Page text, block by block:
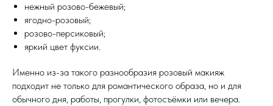
нежный розово-бежевый;
ягодно-розовый;
розово-персиковый;
яркий цвет фуксии.
Именно из-за такого разнообразия розовый макияж
подходит не только для романтического образа, но и для
обычного дня, работы, прогулки, фотосъёмки или вечера.